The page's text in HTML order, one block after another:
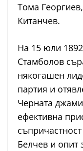
Тома
Китанчев.
На 15 юли
Стамболов
някогашен
партия и
Черната
ефективна
Белчев и опит